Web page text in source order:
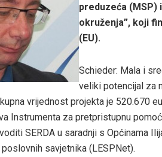
preduzeća (MSP)
okruženja”, koji
(EU).
Schieder: Mala i
veliki potencijal za
vrijednost projekta je 520.670
Instrumenta za pretpristupnu
SERDA u saradnji s Općinama
savjetnika (LESPNet).